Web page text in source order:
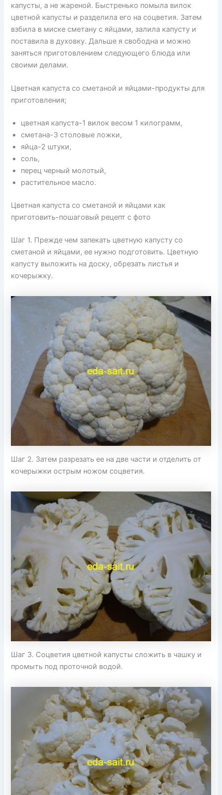
капусты, а не жареной. Быстренько помыла вилок
цветной капусты и разделила его на соцветия. Затем
взбила в миске сметану с яйцами, залила капусту и
поставила в духовку. Дальше я свободна и можно
заняться приготовлением следующего блюда или
своими делами.
Цветная капуста со сметаной и яйцами-продукты для
приготовления;
цветная капуста-1 вилок весом 1 килограмм,
сметана-3 столовые ложки,
яйца-2 штуки,
соль,
перец черный молотый,
растительное масло.
Цветная капуста со сметаной и яйцами как
приготовить-пошаговый рецепт с фото
Шаг 1. Прежде чем запекать цветную капусту со
сметаной и яйцами, ее нужно подготовить. Цветную
капусту выложить на доску, обрезать листья и
кочерыжку.
Шаг 2. Затем разрезать ее на две части и отделить от
кочерыжки острым ножом соцветия.
Шаг 3. Соцветия цветной капусты сложить в чашку и
промыть под проточной водой.